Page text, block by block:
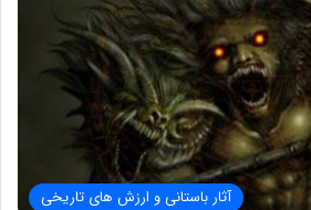
آثار باستانی و ارزش های تاریخی